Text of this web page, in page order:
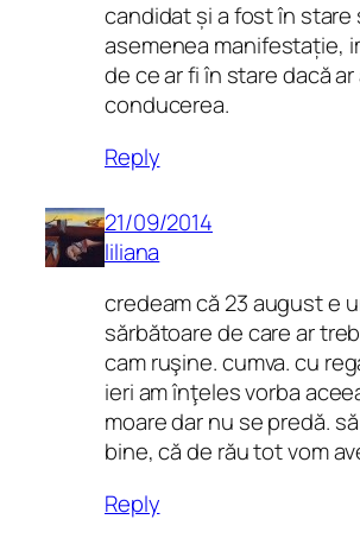
candidat și a fost în stare
asemenea manifestație,
de ce ar fi în stare dacă ar
conducerea.
Reply
21/09/2014
liliana
credeam că 23 august e
sărbătoare de care ar
cam ruşine. cumva. cu
ieri am înţeles vorba
moare dar nu se predă.
bine, că de rău tot vom
Reply